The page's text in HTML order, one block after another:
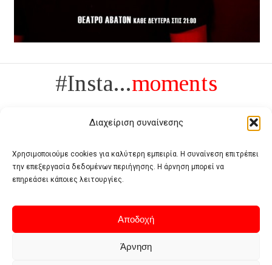
Διαχείριση συναίνεσης
Χρησιμοποιούμε cookies για καλύτερη εμπειρία. Η συναίνεση επιτρέπει
την επεξεργασία δεδομένων περιήγησης. Η άρνηση μπορεί να
επηρεάσει κάποιες λειτουργίες.
Αποδοχή
Άρνηση
#Insta...moments
Πολυτέλεια δεν είναι το αντίθετο της ανέχειας, είναι το αντίθετο της